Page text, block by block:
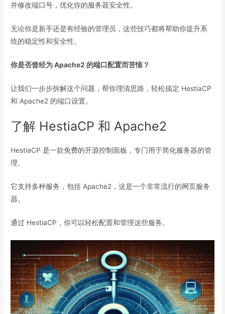
并修改端口号，优化你的服务器安全性。
无论你是新手还是有经验的管理员，这些技巧都将帮助你提升系
统的稳定性和安全性。
你是否曾经为 Apache2 的端口配置而苦恼？
让我们一步步拆解这个问题，帮你理清思路，轻松搞定 HestiaCP
和 Apache2 的端口设置。
了解 HestiaCP 和 Apache2
HestiaCP 是一款免费的开源控制面板，专门用于简化服务器的管
理。
它支持多种服务，包括 Apache2，这是一个非常流行的网页服务
器。
通过 HestiaCP，你可以轻松配置和管理这些服务。